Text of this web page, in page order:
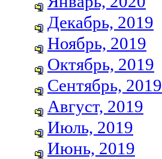
Декабрь, 2019
Ноябрь, 2019
Октябрь, 2019
Сентябрь, 2019
Август, 2019
Июль, 2019
Июнь, 2019